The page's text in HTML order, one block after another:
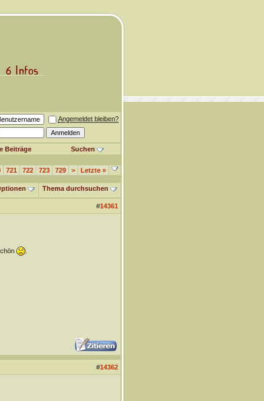
Angemeldet bleiben?
Beiträge Suchen
721 722 723 729 > Letzte »
Thema durchsuchen
#14361
.
#14362